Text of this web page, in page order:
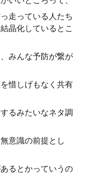
走っている人たち
晶化しているとこ
みんな予防が繋が
惜しげもなく共有
るみたいなネタ調
意識の前提とし
るとかっていうの